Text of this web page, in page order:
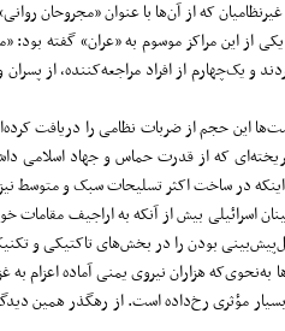
از این مراکز موسوم به «عران» گفته بود:
و یک‌چهارم از افراد مراجعه‌کننده، از
صهیونیست‌ها این حجم از ضربات نظامی را
بیش از آنکه به اراجیف مقامات
بودن را در بخش‌های تاکتیکی و
به‌نحوی‌که هزاران نیروی یمنی آماده اعزام